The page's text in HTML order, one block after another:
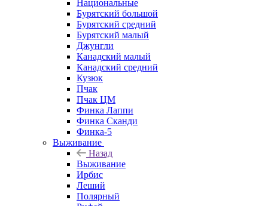
Национальные
Бурятский большой
Бурятский средний
Бурятский малый
Джунгли
Канадский малый
Канадский средний
Кузюк
Пчак
Пчак ЦМ
Финка Лаппи
Финка Сканди
Финка-5
Выживание
Назад
Выживание
Ирбис
Леший
Полярный